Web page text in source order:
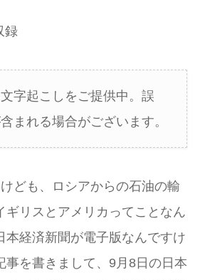
録
字起こしをご提供中。誤
まれる場合がございます。
ども、ロシアからの石油の輸
ギリスとアメリカってことなん
本経済新聞が電子版なんですけ
事を書きまして、9月8日の日本